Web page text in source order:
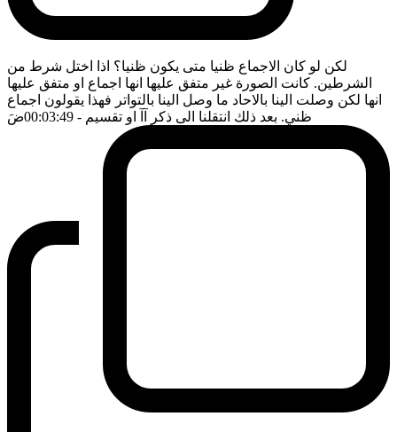
لكن لو كان الاجماع ظنيا متى يكون ظنيا؟ اذا اختل شرط من
الشرطين. كانت الصورة غير متفق عليها انها اجماع او متفق عليها
انها لكن وصلت الينا بالاحاد ما وصل الينا بالتواتر فهذا يقولون اجماع
ظني. بعد ذلك انتقلنا الى ذكر آآ او تقسيم - 00:03:49 ضَ